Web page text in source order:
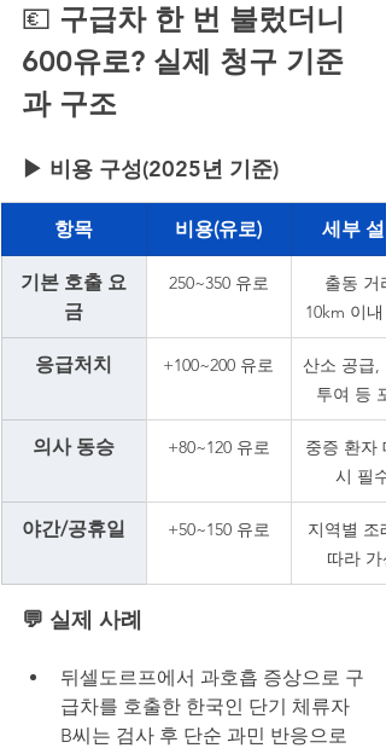
💶 구급차 한 번 불렀더니
600유로? 실제 청구 기준
과 구조
▶ 비용 구성(2025년 기준)
항목 비용(유로) 세부 설
기본 호출 요
금
250~350 유로
출동 거
10km 이내
응급처치 +100~200 유로
산소 공급,
투여 등
의사 동승 +80~120 유로
중증 환자
시 필수
야간/공휴일 +50~150 유로
지역별 조
따라 가
💬 실제 사례
뒤셀도르프에서 과호흡 증상으로 구
급차를 호출한 한국인 단기 체류자
B씨는 검사 후 단순 과민 반응으로